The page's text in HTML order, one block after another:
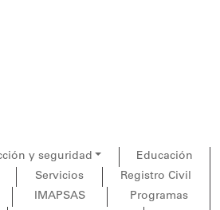
y seguridad
Educación
Servicios
Registro Civil
IMAPSAS
Programas